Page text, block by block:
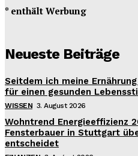
* enthält Werbung
Neueste Beiträge
Seitdem ich meine
für einen gesunden
WISSEN 3. August 2026
Wohntrend Energieeffizienz
Fensterbauer in Stuttgart
entscheidet